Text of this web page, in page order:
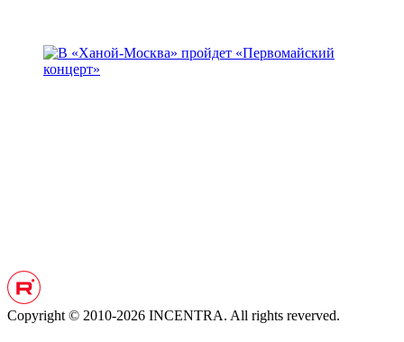
Copyright © 2010-2026 INCENTRA. All rights reverved.